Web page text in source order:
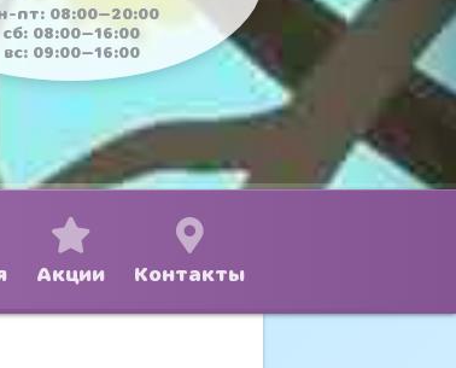
пт: 08:00—20:00
сб: 08:00—16:00
вс: 09:00—16:00
Акции Контакты